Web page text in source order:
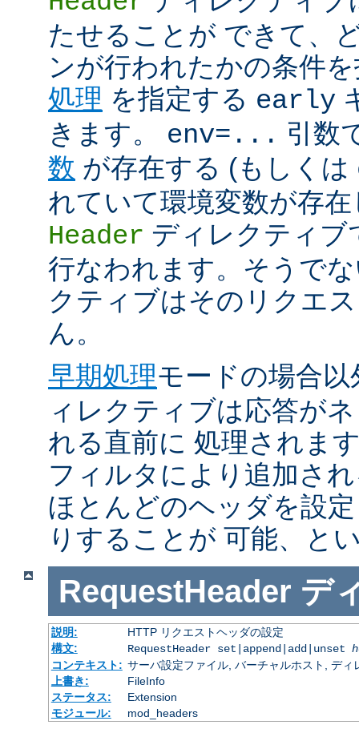
たせることが できて、
ンが行われたかの条件
処理 を指定する early
きます。 env=... 引数
数 が存在する (もしくは
れていて環境変数が存
Header ディレクティブ
行なわれます。そうで
クティブはそのリクエ
ん。
早期処理モードの場合
ィレクティブは応答が
れる直前に 処理されま
フィルタにより追加さ
ほとんどのヘッダを設
りすることが 可能、と
RequestHeader デ
説明:
HTTP リクエストヘッダの設定
構文:
RequestHeader set|append|add|unset
コンテキスト: サーバ設定ファイル, バーチャルホスト, ディ
上書き:
FileInfo
ステータス:
Extension
モジュール:
mod_headers